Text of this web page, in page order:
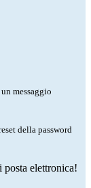
messaggio
della password
elettronica!